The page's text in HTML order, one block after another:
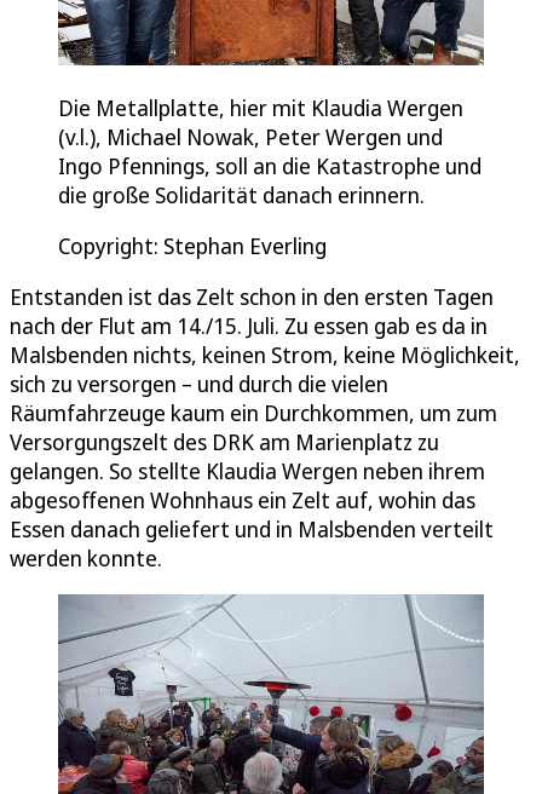
Die Metallplatte, hier mit Klaudia Wergen
(v.l.), Michael Nowak, Peter Wergen und
Ingo Pfennings, soll an die Katastrophe und
die große Solidarität danach erinnern.
Copyright: Stephan Everling
Entstanden ist das Zelt schon in den ersten Tagen
nach der Flut am 14./15. Juli. Zu essen gab es da in
Malsbenden nichts, keinen Strom, keine Möglichkeit,
sich zu versorgen – und durch die vielen
Räumfahrzeuge kaum ein Durchkommen, um zum
Versorgungszelt des DRK am Marienplatz zu
gelangen. So stellte Klaudia Wergen neben ihrem
abgesoffenen Wohnhaus ein Zelt auf, wohin das
Essen danach geliefert und in Malsbenden verteilt
werden konnte.